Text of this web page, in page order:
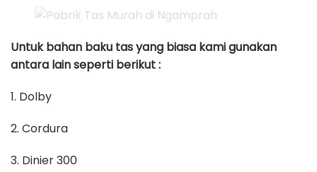
Untuk bahan baku tas yang biasa kami gunakan
antara lain seperti berikut :
1. Dolby
2. Cordura
3. Dinier 300